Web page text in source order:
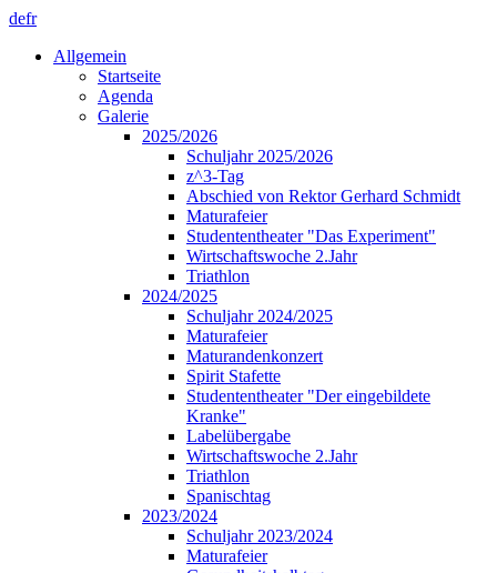
defr
Allgemein
Startseite
Agenda
Galerie
2025/2026
Schuljahr 2025/2026
z^3-Tag
Abschied von Rektor Gerhard Schmidt
Maturafeier
Studententheater "Das Experiment"
Wirtschaftswoche 2.Jahr
Triathlon
2024/2025
Schuljahr 2024/2025
Maturafeier
Maturandenkonzert
Spirit Stafette
Studententheater "Der eingebildete
Kranke"
Labelübergabe
Wirtschaftswoche 2.Jahr
Triathlon
Spanischtag
2023/2024
Schuljahr 2023/2024
Maturafeier